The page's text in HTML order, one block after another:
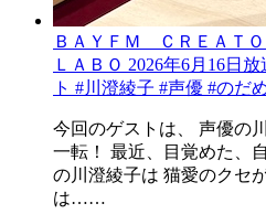
ＢＡＹＦＭ ＣＲＥＡＴ
ＬＡＢＯ 2026年6月16
ト #川澄綾子 #声優 #のだ
今回のゲストは、 声優の
一転！ 最近、目覚めた、
の川澄綾子は 猫愛のクセ
は……